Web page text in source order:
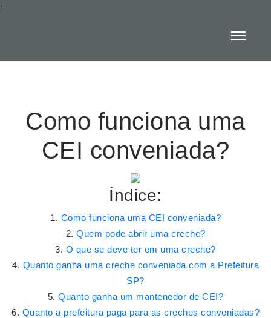
:
Como funciona uma
CEI conveniada?
Índice:
Como funciona uma CEI conveniada?
Quem pode abrir uma creche?
O que se deve ter em uma creche?
Quanto ganha uma creche conveniada com a Prefeitura
SP?
Quanto ganha um mantenedor de CEI?
Quanto a prefeitura paga para as creches conveniadas?